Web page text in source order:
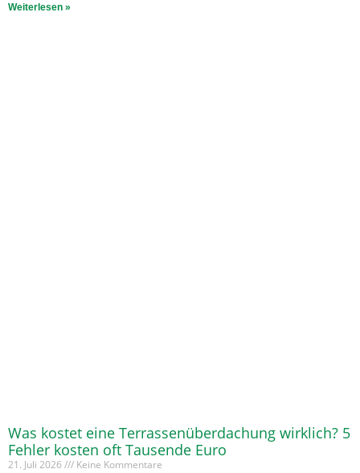
Weiterlesen »
Was kostet eine Terrassenüberdachung wirklich? 5
Fehler kosten oft Tausende Euro
21. Juli 2026 Keine Kommentare